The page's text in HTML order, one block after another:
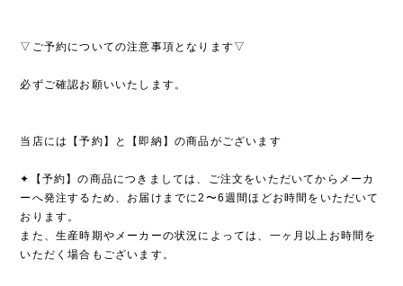
▽ご予約についての注意事項となります▽
必ずご確認お願いいたします。
当店には【予約】と【即納】の商品がございます
✦【予約】の商品につきましては、ご注文をいただいてからメーカ
ーへ発注するため、お届けまでに2〜6週間ほどお時間をいただいて
おります。
また、生産時期やメーカーの状況によっては、一ヶ月以上お時間を
いただく場合もございます。